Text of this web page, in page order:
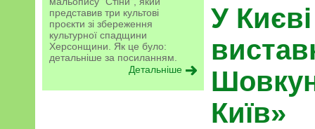
представив три культові
проєкти зі збереження
культурної спадщини
Херсонщини. Як це було:
детальніше за посиланням.
Детальніше
У
Київ»